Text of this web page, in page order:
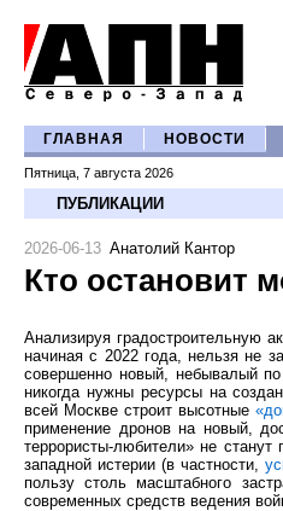
ГЛАВНАЯ НОВОСТИ
Пятница, 7 августа 2026
ПУБЛИКАЦИИ
2026-06-13 Анатолий Кантор
Кто остановит
Анализируя градостроительную
начиная с 2022 года, нельзя не
совершенно новый, небывалый
никогда нужны ресурсы на
вcей Москве строит высотные
применение дронов на новый,
террористы-любители» не
западной истерии (в частности,
пользу столь масштабного
современных средств ведения